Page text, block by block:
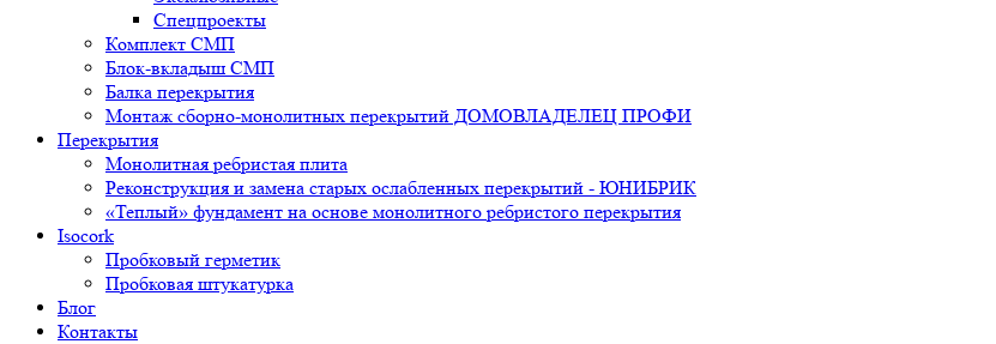
Спецпроекты
Комплект СМП
Блок-вкладыш СМП
Балка перекрытия
Монтаж сборно-монолитных перекрытий ДОМОВЛАДЕЛЕЦ ПРОФИ
Перекрытия
Монолитная ребристая плита
Реконструкция и замена старых ослабленных перекрытий - ЮНИБРИК
«Теплый» фундамент на основе монолитного ребристого перекрытия
Isocork
Пробковый герметик
Пробковая штукатурка
Блог
Контакты